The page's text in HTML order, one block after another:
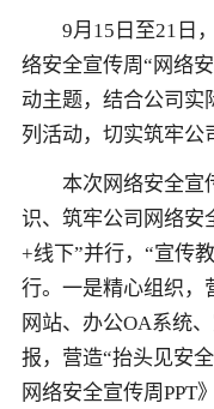
9月15日至21日
络安全宣传周“网络
动主题，结合公司实
列活动，切实筑牢公
本次网络安全宣
识、筑牢公司网络安
+线下”并行，“宣传
行。一是精心组织，
网站、办公OA系统
报，营造“抬头见安
网络安全宣传周PPT